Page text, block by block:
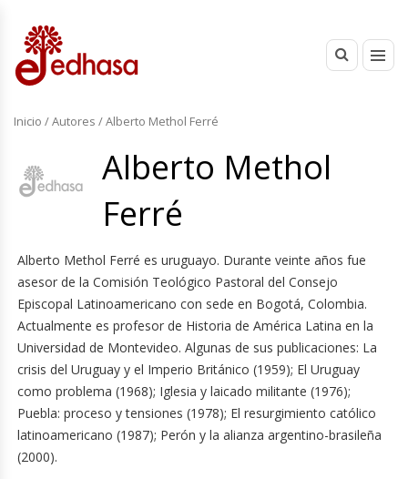
Inicio / Autores / Alberto Methol Ferré
Alberto Methol
Ferré
Alberto Methol Ferré es uruguayo. Durante veinte años fue
asesor de la Comisión Teológico Pastoral del Consejo
Episcopal Latinoamericano con sede en Bogotá, Colombia.
Actualmente es profesor de Historia de América Latina en la
Universidad de Montevideo. Algunas de sus publicaciones: La
crisis del Uruguay y el Imperio Británico (1959); El Uruguay
como problema (1968); Iglesia y laicado militante (1976);
Puebla: proceso y tensiones (1978); El resurgimiento católico
latinoamericano (1987); Perón y la alianza argentino-brasileña
(2000).